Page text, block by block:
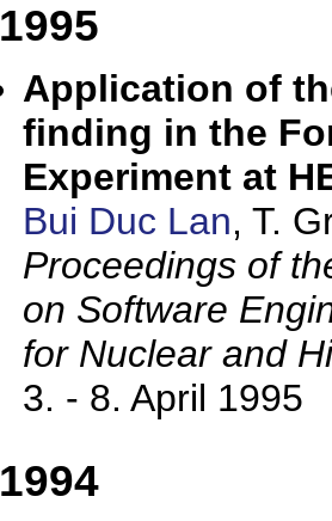
1995
Application of
finding in the
Experiment at
Bui Duc Lan, T.
Proceedings of
on Software
for Nuclear and
3. - 8. April 1995
1994